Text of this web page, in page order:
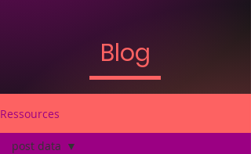
Blog
Ressources
post data